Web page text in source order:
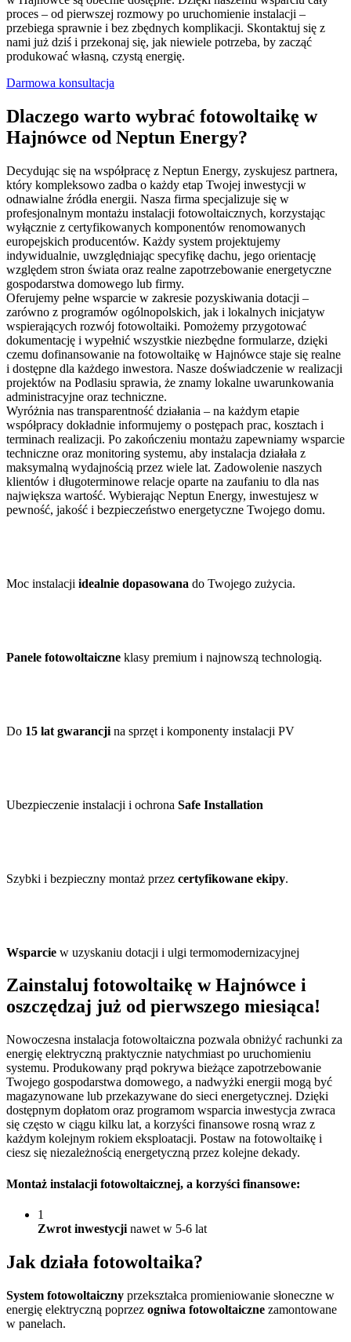
proces – od pierwszej rozmowy po uruchomienie instalacji –
przebiega sprawnie i bez zbędnych komplikacji. Skontaktuj się z
nami już dziś i przekonaj się, jak niewiele potrzeba, by zacząć
produkować własną, czystą energię.
Darmowa konsultacja
Dlaczego warto wybrać fotowoltaikę w
Hajnówce od Neptun Energy?
Decydując się na współpracę z Neptun Energy, zyskujesz partnera,
który kompleksowo zadba o każdy etap Twojej inwestycji w
odnawialne źródła energii. Nasza firma specjalizuje się w
profesjonalnym montażu instalacji fotowoltaicznych, korzystając
wyłącznie z certyfikowanych komponentów renomowanych
europejskich producentów. Każdy system projektujemy
indywidualnie, uwzględniając specyfikę dachu, jego orientację
względem stron świata oraz realne zapotrzebowanie energetyczne
gospodarstwa domowego lub firmy.
Oferujemy pełne wsparcie w zakresie pozyskiwania dotacji –
zarówno z programów ogólnopolskich, jak i lokalnych inicjatyw
wspierających rozwój fotowoltaiki. Pomożemy przygotować
dokumentację i wypełnić wszystkie niezbędne formularze, dzięki
czemu dofinansowanie na fotowoltaikę w Hajnówce staje się realne
i dostępne dla każdego inwestora. Nasze doświadczenie w realizacji
projektów na Podlasiu sprawia, że znamy lokalne uwarunkowania
administracyjne oraz techniczne.
Wyróżnia nas transparentność działania – na każdym etapie
współpracy dokładnie informujemy o postępach prac, kosztach i
terminach realizacji. Po zakończeniu montażu zapewniamy wsparcie
techniczne oraz monitoring systemu, aby instalacja działała z
maksymalną wydajnością przez wiele lat. Zadowolenie naszych
klientów i długoterminowe relacje oparte na zaufaniu to dla nas
największa wartość. Wybierając Neptun Energy, inwestujesz w
pewność, jakość i bezpieczeństwo energetyczne Twojego domu.
Moc instalacji idealnie dopasowana do Twojego zużycia.
Panele fotowoltaiczne klasy premium i najnowszą technologią.
Do 15 lat gwarancji na sprzęt i komponenty instalacji PV
Ubezpieczenie instalacji i ochrona Safe Installation
Szybki i bezpieczny montaż przez certyfikowane ekipy.
Wsparcie w uzyskaniu dotacji i ulgi termomodernizacyjnej
Zainstaluj fotowoltaikę w Hajnówce i
oszczędzaj już od pierwszego miesiąca!
Nowoczesna instalacja fotowoltaiczna pozwala obniżyć rachunki za
energię elektryczną praktycznie natychmiast po uruchomieniu
systemu. Produkowany prąd pokrywa bieżące zapotrzebowanie
Twojego gospodarstwa domowego, a nadwyżki energii mogą być
magazynowane lub przekazywane do sieci energetycznej. Dzięki
dostępnym dopłatom oraz programom wsparcia inwestycja zwraca
się często w ciągu kilku lat, a korzyści finansowe rosną wraz z
każdym kolejnym rokiem eksploatacji. Postaw na fotowoltaikę i
ciesz się niezależnością energetyczną przez kolejne dekady.
Montaż instalacji fotowoltaicznej, a korzyści finansowe:
1
Zwrot inwestycji nawet w 5-6 lat
Jak działa fotowoltaika?
System fotowoltaiczny przekształca promieniowanie słoneczne w
energię elektryczną poprzez ogniwa fotowoltaiczne zamontowane
w panelach.